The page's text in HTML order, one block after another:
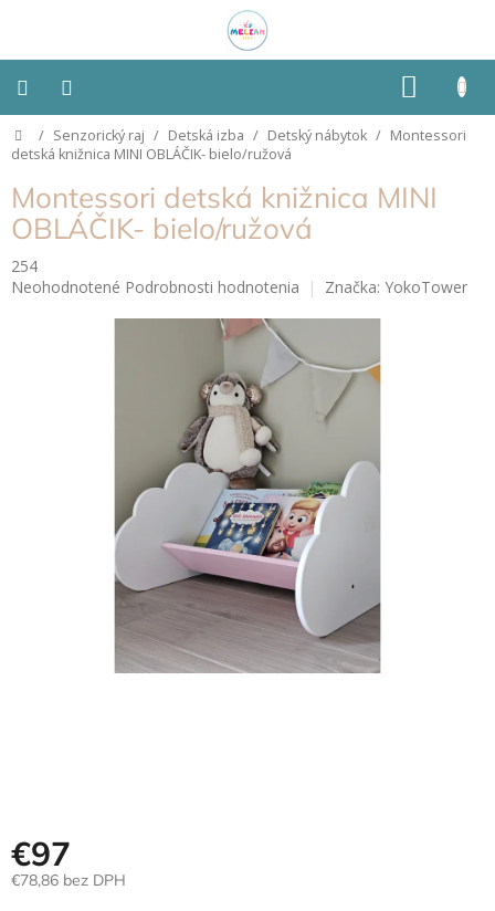
KOŠÍK
Montessori
Detská
izba
Senzorické
pomôcky
Domov
/ Senzorický raj / Detská izba / Detský nábytok / Montessori
detská knižnica MINI OBLÁČIK- bielo/ružová
Montessori detská knižnica MINI
OBLÁČIK- bielo/ružová
254
Priemerné
Neohodnotené Podrobnosti hodnotenia Značka: YokoTower
€97
€78,86 bez DPH